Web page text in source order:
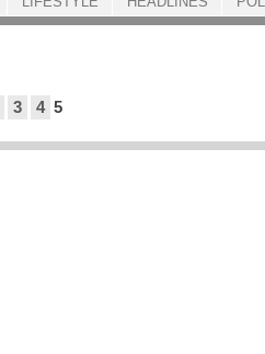
3 4 5